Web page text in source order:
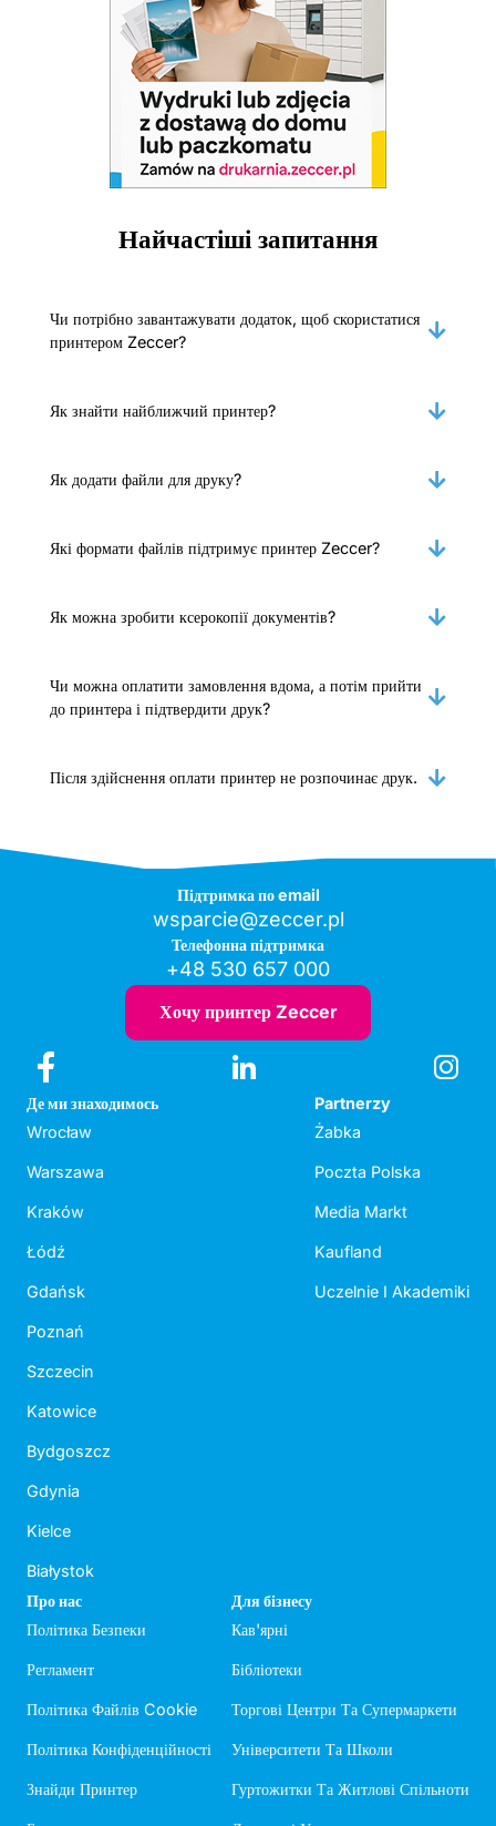
Найчастіші запитання
Чи потрібно завантажувати додаток, щоб скористатися
принтером Zeccer?
Як знайти найближчий принтер?
Як додати файли для друку?
Які формати файлів підтримує принтер Zeccer?
Як можна зробити ксерокопії документів?
Чи можна оплатити замовлення вдома, а потім прийти
до принтера і підтвердити друк?
Після здійснення оплати принтер не розпочинає друк.
Підтримка по email
wsparcie@zeccer.pl
Телефонна підтримка
+48 530 657 000
Хочу принтер Zeccer
Де ми знаходимось
Wrocław
Warszawa
Kraków
Łódź
Gdańsk
Poznań
Szczecin
Katowice
Bydgoszcz
Gdynia
Kielce
Białystok
Partnerzy
Żabka
Poczta Polska
Media Markt
Kaufland
Uczelnie I Akademiki
Про нас
Політика Безпеки
Регламент
Політика Файлів Cookie
Політика Конфіденційності
Знайди Принтер
Для бізнесу
Кав'ярні
Бібліотеки
Торгові Центри Та Супермаркети
Університети Та Школи
Гуртожитки Та Житлові Спільноти